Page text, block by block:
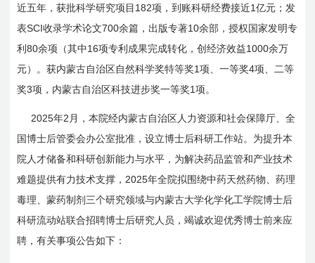
近五年，获批科学研究项目 182项，到账科研经费接近1亿元；发
表SCI收录学术论文700余篇，出版专著10余部，授权国家发明专
利80余项（其中 16项专利成果完成转化，创经济效益1000余万
元）。获内蒙古自治区自然科学奖特等奖1项、一等奖4项、二等
奖3项，内蒙古自治区科技进步奖一等奖1项。
2025年2 月，本院经内蒙古自治区人力资源和社会保障厅、全
国博士后管委会办公室批准，设立博士后科研工作站。为提升本
院人才储备和科研创新能力与水平，为解决药品监管和产业技术
难题提供有力技术支撑， 2025年全院拟围绕中药天然药物、药理
毒理、蒙药制剂三个研究领域与内蒙古大学化学化工学院博士后
科研流动站联合招聘博士后研究人员，竭诚欢迎优秀博士前来应
聘，有关事项公告如下：